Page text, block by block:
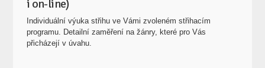
přicházejí v úvahu.
13. 8. 2026